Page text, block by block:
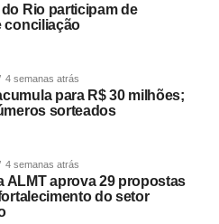
Rio participam de
conciliação
4 semanas atrás
para R$ 30 milhões;
sorteados
4 semanas atrás
ALMT aprova 29 propostas
do setor